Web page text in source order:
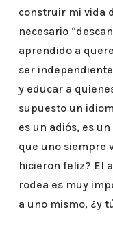
construir mi vida
necesario
aprendido a
ser
y educar a
supuesto un
es un adiós, es
que uno siempre
hicieron feliz? El
rodea es muy
a uno mismo, ¿y